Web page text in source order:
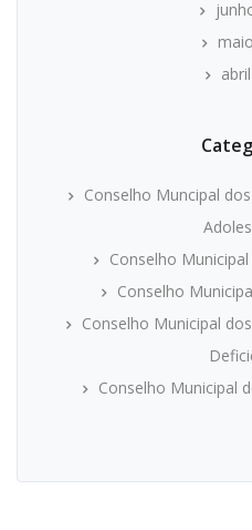
Conselho Muncipal
Conselho
Conselho
Conselho Municipal
Conselho Municipal